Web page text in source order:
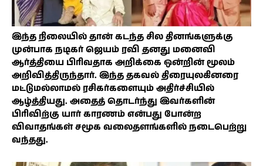
இந்த நிலையில் தான் கடந்த சில தினங்களுக்கு
முன்பாக நடிகர் ஜெயம் ரவி தனது மனைவி
ஆர்த்தியை பிரிவதாக அறிக்கை ஒன்றின் மூலம்
அறிவித்திருந்தார். இந்த தகவல் திரையுலகினரை
மட்டுமல்லாமல் ரசிகர்களையும் அதிர்ச்சியில்
ஆழ்த்தியது. அதைத் தொடர்ந்து இவர்களின்
பிரிவிற்கு யார் காரணம் என்பது போன்ற
விவாதங்கள் சமூக வலைதளங்களில் நடைபெற்று
வந்தது.